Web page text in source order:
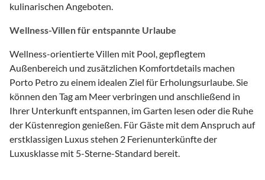
kulinarischen Angeboten.
Wellness-Villen für entspannte Urlaube
Wellness-orientierte Villen mit Pool, gepflegtem
Außenbereich und zusätzlichen Komfortdetails machen
Porto Petro zu einem idealen Ziel für Erholungsurlaube. Sie
können den Tag am Meer verbringen und anschließend in
Ihrer Unterkunft entspannen, im Garten lesen oder die Ruhe
der Küstenregion genießen. Für Gäste mit dem Anspruch auf
erstklassigen Luxus stehen 2 Ferienunterkünfte der
Luxusklasse mit 5-Sterne-Standard bereit.